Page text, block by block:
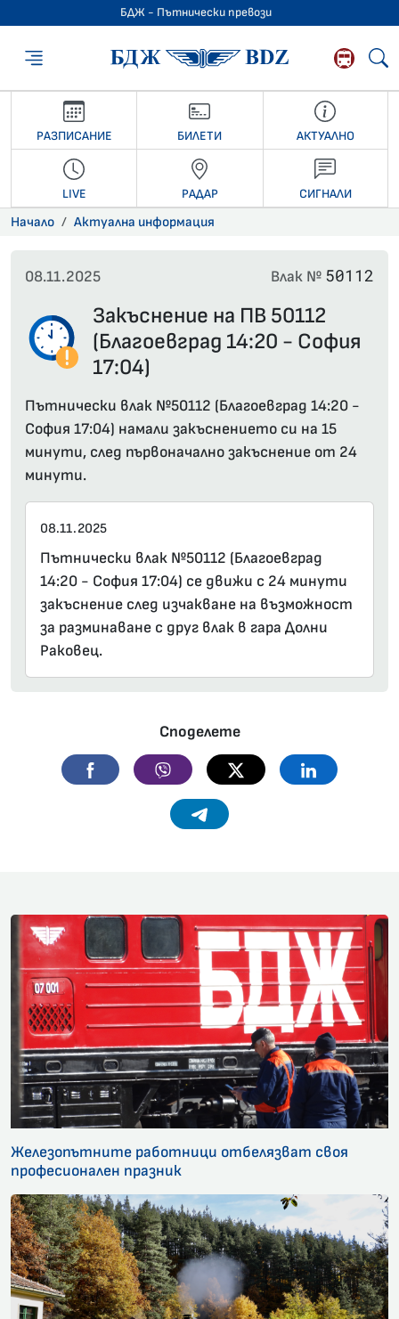
БДЖ - Пътнически превози
БДЖ -
РАЗПИСАНИЕ БИЛЕТИ АКТУАЛНО
LIVE РАДАР СИГНАЛИ
Начало Актуална информация
08.11.2025 Влак № 50112
Закъснение на ПВ 50112
(Благоевград 14:20 - София
17:04)
Пътнически влак №50112 (Благоевград 14:20 -
София 17:04) намали закъснението си на 15
минути, след първоначално закъснение от 24
минути.
08.11.2025
Пътнически влак №50112 (Благоевград
14:20 - София 17:04) се движи с 24 минути
закъснение след изчакване на възможност
за разминаване с друг влак в гара Долни
Раковец.
Споделете
Facebook Viber Twitter Linkedin
Telegram
Железопътните работници отбелязват своя
професионален празник